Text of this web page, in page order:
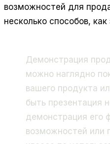
возможностей для
несколько способов,
Демонстрация
можно наглядно
вашего продукта
быть презентация
демонстрация его
возможностей или